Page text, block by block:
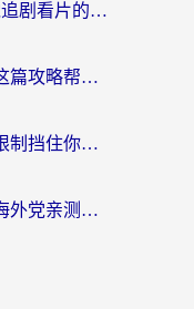
国外能看b站直播吗？海外党追剧看片的终极解决方案来了
海外访问国内网站的限制？这篇攻略帮你无缝解锁12306、12123和国内影音
海外怎么看动漫？别让地域限制挡住你的追番快乐
腾讯视频海外版权解锁难？海外党亲测：选对回国加速器，追剧观影零障碍